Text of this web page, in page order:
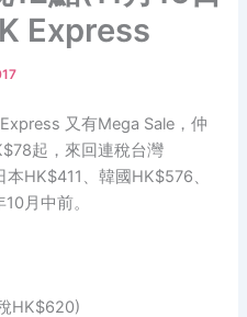
Express
又有Mega Sale，仲
起，來回連稅台灣
HK$411、韓國HK$576、
月中前。
HK$620)